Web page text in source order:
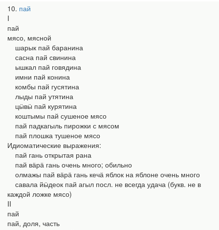
10 пай
I
пай
мясо, мясной
шарык пай баранина
сасна пай свинина
ышкал пай говядина
имни пай конина
комбы пай гусятина
лыды пай утятина
цӹвӹ пай курятина
коштымы пай сушеное мясо
пай падкагыль пирожки с мясом
пай плошка тушеное мясо
Идиоматические выражения:
пай гань открытая рана
пай вӓрӓ гань очень много; обильно
олмажы пай вӓрӓ гань кечӓ яблок на яблоне очень много
савала йӹдеок пай агыл посл. не всегда удача (букв. не в
каждой ложке мясо)
II
пай
пай, доля, часть